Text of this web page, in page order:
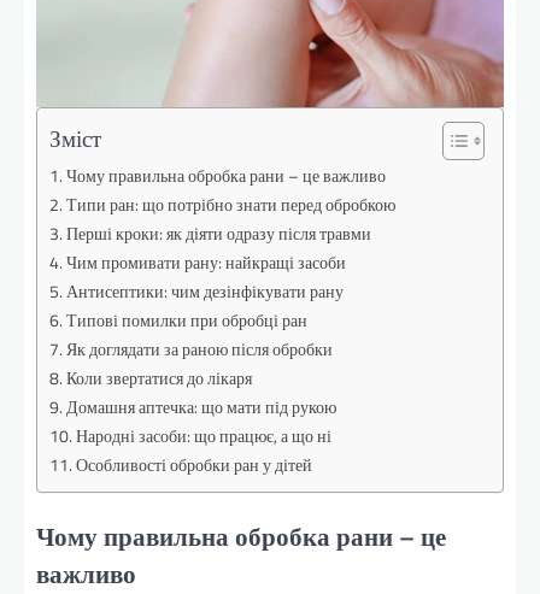
Зміст
Чому правильна обробка рани – це важливо
Типи ран: що потрібно знати перед обробкою
Перші кроки: як діяти одразу після травми
Чим промивати рану: найкращі засоби
Антисептики: чим дезінфікувати рану
Типові помилки при обробці ран
Як доглядати за раною після обробки
Коли звертатися до лікаря
Домашня аптечка: що мати під рукою
Народні засоби: що працює, а що ні
Особливості обробки ран у дітей
Чому правильна обробка рани – це
важливо